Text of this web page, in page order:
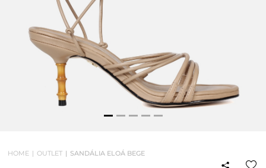
HOME OUTLET SANDÁLIA ELOÁ BEGE